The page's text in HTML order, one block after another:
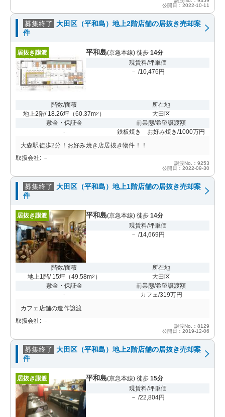
公開日：2022-10-11
募集終了
大田区（平和島）地上2階店舗の居抜き売却案
件
居抜き譲渡 平和島(京急本線) 徒歩 14分
現賃料/坪単価
－ /10,476円
階数/面積
地上2階/ 18.26坪 （60.37m2 ）
所在地
大田区
敷金・保証金
-
前業態/希望譲渡額
鉄板焼き お好み焼き/1000万円
大森駅徒歩2分！お好み焼き店居抜き物件！！
取扱会社: －
譲渡No.：9253
公開日：2022-09-30
募集終了
大田区（平和島）地上1階店舗の居抜き売却案
件
居抜き譲渡 平和島(京急本線) 徒歩 14分
現賃料/坪単価
－ /14,669円
階数/面積
地上1階/ 15坪（49.58m2 ）
所在地
大田区
敷金・保証金
-
前業態/希望譲渡額
カフェ/319万円
カフェ店舗の造作譲渡
取扱会社: －
譲渡No.：8129
公開日：2019-12-06
募集終了
大田区（平和島）地上2階店舗の居抜き売却案
件
居抜き譲渡 平和島(京急本線) 徒歩 15分
現賃料/坪単価
－ /22,804円